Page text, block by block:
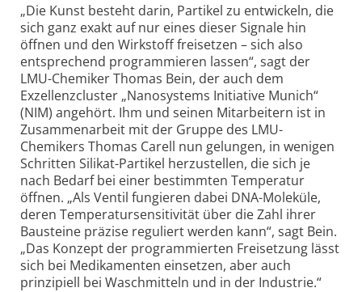
„Die Kunst besteht darin, Partikel zu entwickeln, die
sich ganz exakt auf nur eines dieser Signale hin
öffnen und den Wirkstoff freisetzen – sich also
entsprechend programmieren lassen“, sagt der
LMU-Chemiker Thomas Bein, der auch dem
Exzellenzcluster „Nanosystems Initiative Munich“
(NIM) angehört. Ihm und seinen Mitarbeitern ist in
Zusammenarbeit mit der Gruppe des LMU-
Chemikers Thomas Carell nun gelungen, in wenigen
Schritten Silikat-Partikel herzustellen, die sich je
nach Bedarf bei einer bestimmten Temperatur
öffnen. „Als Ventil fungieren dabei DNA-Moleküle,
deren Temperatursensitivität über die Zahl ihrer
Bausteine präzise reguliert werden kann“, sagt Bein.
„Das Konzept der programmierten Freisetzung lässt
sich bei Medikamenten einsetzen, aber auch
prinzipiell bei Waschmitteln und in der Industrie.“